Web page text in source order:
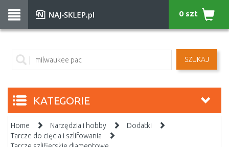
SZUKAJ
0 szt
KATEGORIE
Home Narzędzia i hobby
Dodatki
Tarcze do cięcia i szlifowania